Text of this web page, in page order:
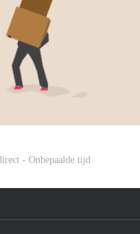
- Onbepaalde tijd